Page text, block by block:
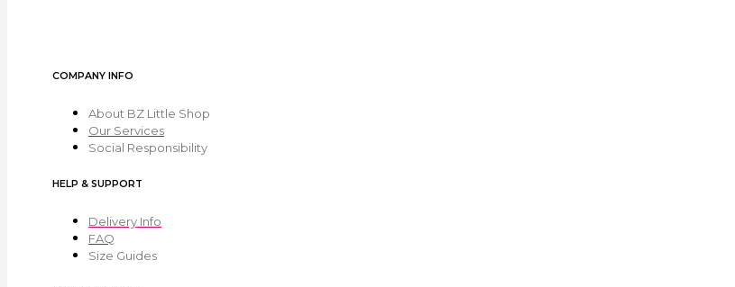
COMPANY INFO
About BZ Little Shop
Our Services
Social Responsibility
HELP & SUPPORT
Delivery Info
FAQ
Size Guides